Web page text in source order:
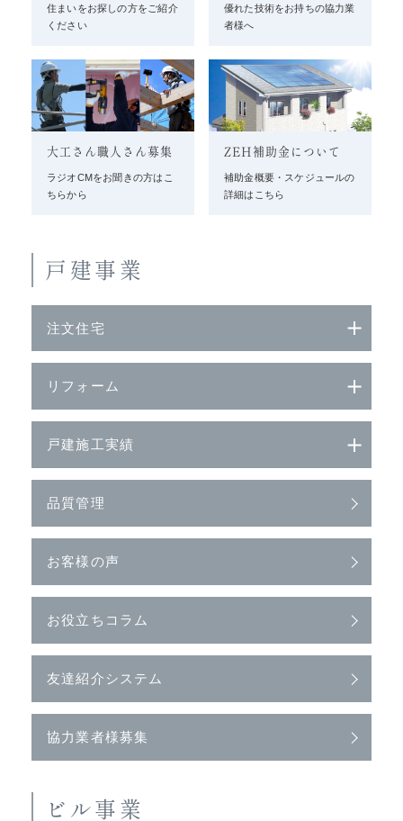
住まいをお探しの方をご紹介
ください
優れた技術をお持ちの協力業
者様へ
大工さん職人さん募集
ラジオCMをお聞きの方はこ
ちらから
ZEH補助金について
補助金概要・スケジュールの
詳細はこちら
戸建事業
注文住宅
リフォーム
戸建施工実績
品質管理
お客様の声
お役立ちコラム
友達紹介システム
協力業者様募集
ビル事業